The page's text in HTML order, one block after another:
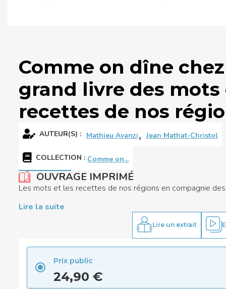
Comme on dîne
grand livre des mots
recettes de nos
AUTEUR(S) : Mathieu Avanzi, Jean Mathat-Christol
COLLECTION : Comme on...
OUVRAGE IMPRIMÉ
Les mots et les recettes de nos régions en compagnie
Lire la suite
Lire un extrait
Prix public
24,90 €